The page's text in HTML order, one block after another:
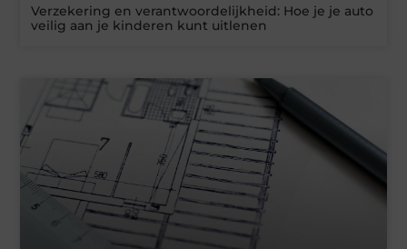
Verzekering en verantwoordelijkheid: Hoe je je auto
veilig aan je kinderen kunt uitlenen